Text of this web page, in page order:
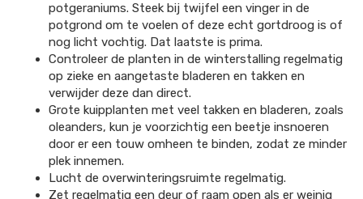
potgeraniums. Steek bij twijfel een vinger in de
potgrond om te voelen of deze echt gortdroog is of
nog licht vochtig. Dat laatste is prima.
Controleer de planten in de winterstalling regelmatig
op zieke en aangetaste bladeren en takken en
verwijder deze dan direct.
Grote kuipplanten met veel takken en bladeren, zoals
oleanders, kun je voorzichtig een beetje insnoeren
door er een touw omheen te binden, zodat ze minder
plek innemen.
Lucht de overwinteringsruimte regelmatig.
Zet regelmatig een deur of raam open als er weinig